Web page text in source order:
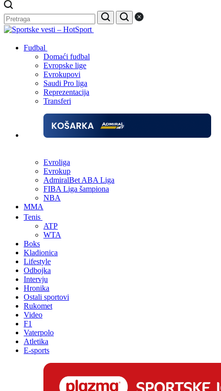
Fudbal
Domaći fudbal
Evropske lige
Evrokupovi
Saudi Pro liga
Reprezentacija
Transferi
Evroliga
Evrokup
AdmiralBet ABA Liga
FIBA Liga šampiona
NBA
MMA
Tenis
ATP
WTA
Boks
Kladionica
Lifestyle
Odbojka
Intervju
Hronika
Ostali sportovi
Rukomet
Video
F1
Vaterpolo
Atletika
E-sports